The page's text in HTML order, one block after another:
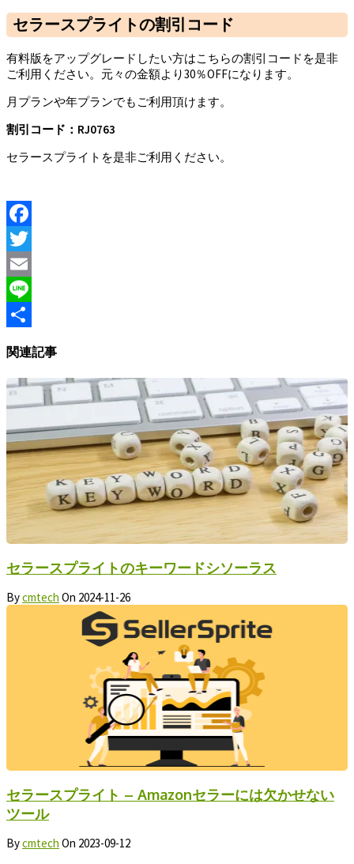
セラースプライトの割引コード
有料版をアップグレードしたい方はこちらの割引コードを是非
ご利用ください。元々の金額より30％OFFになります。
月プランや年プランでもご利用頂けます。
割引コード：RJ0763
セラースプライトを是非ご利用ください。
Facebook
Twitter
Email
Line
関連記事
セラースプライトのキーワードシソーラス
Bycmtech On 2024-11-26
セラースプライト – Amazonセラーには欠かせない
ツール
Bycmtech On 2023-09-12